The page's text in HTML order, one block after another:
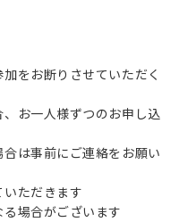
をお断りさせていただく
お一人様ずつのお申し込
は事前にご連絡をお願い
ただきます
場合がございます